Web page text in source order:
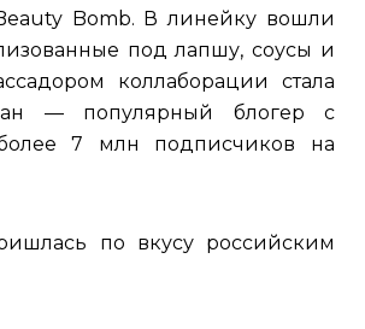
Bomb. В линейку вошли
под лапшу, соусы и
коллаборации стала
— популярный блогер с
7 млн подписчиков на
по вкусу российским